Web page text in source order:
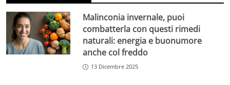
Malinconia invernale, puoi
combatterla con questi rimedi
naturali: energia e buonumore
anche col freddo
13 Dicembre 2025